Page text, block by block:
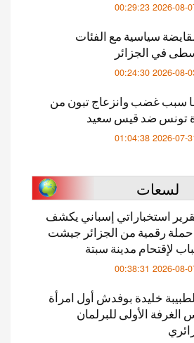
2026-08-07
سياسية مع الفئات
في الجزائر
2026-08-03
سبب غضب وانزعاج تبون من
تونس ضد قيس سعيد
2026-07-31
لسعات
استخباراتي إسباني يكشف
رقمية من الجزائر جيشت
لإقتحام مدينة سبتة
2026-08-07
خليدة بوفدش أول امرأة
الغرفة الأولى للبرلمان